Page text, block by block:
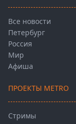
Все новости
Петербург
Россия
Мир
Афиша
ПРОЕКТЫ METRO
Стримы